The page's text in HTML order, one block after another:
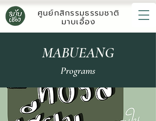
ศูนย์กสิกรรมธรรมชาติ
มาบเอื้อง
MABUEANG
Programs